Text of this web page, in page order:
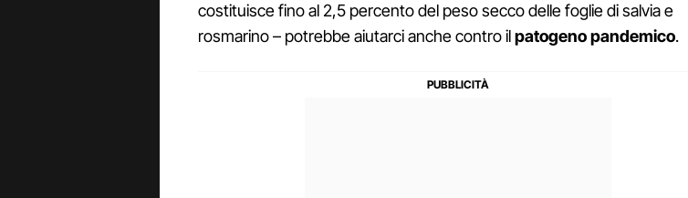
costituisce fino al 2,5 percento del peso secco delle foglie di salvia e
rosmarino – potrebbe aiutarci anche contro ilpatogeno pandemico.